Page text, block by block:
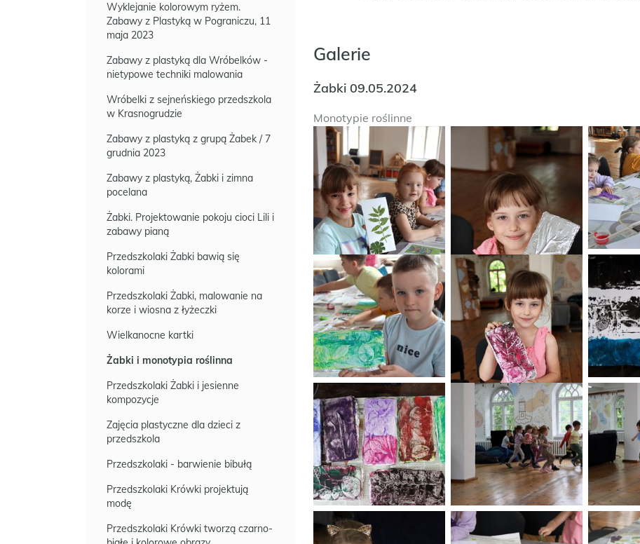
Wyklejanie kolorowym ryżem.
Zabawy z Plastyką w Pograniczu, 11
maja 2023
Zabawy z plastyką dla Wróbelków -
nietypowe techniki malowania
Wróbelki z sejneńskiego przedszkola
w Krasnogrudzie
Zabawy z plastyką z grupą Żabek / 7
grudnia 2023
Zabawy z plastyką, Żabki i zimna
pocelana
Żabki. Projektowanie pokoju cioci Lili i
zabawy pianą
Przedszkolaki Żabki bawią się
kolorami
Przedszkolaki Żabki, malowanie na
korze i wiosna z łyżeczki
Wielkanocne kartki
Żabki i monotypia roślinna
Przedszkolaki Żabki i jesienne
kompozycje
Zajęcia plastyczne dla dzieci z
przedszkola
Przedszkolaki - barwienie bibułą
Przedszkolaki Krówki projektują
modę
Przedszkolaki Krówki tworzą czarno-
Galerie
Żabki 09.05.2024
Monotypie roślinne